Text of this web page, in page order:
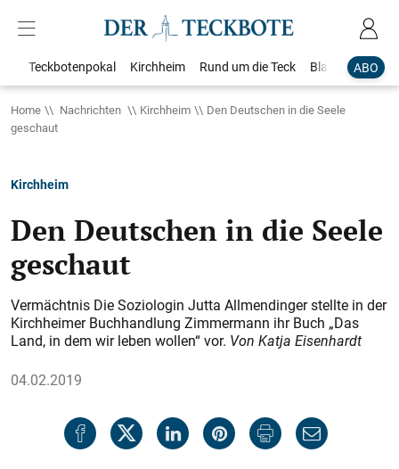
ABO
Teckbotenpokal Kirchheim Rund um die Teck Blaulicht
Home Nachrichten Kirchheim
Den Deutschen in die Seele
geschaut
Kirchheim
Den Deutschen in die Seele
geschaut
Vermächtnis Die Soziologin Jutta Allmendinger stellte in der
Kirchheimer Buchhandlung Zimmermann ihr Buch „Das
Land, in dem wir leben wollen“ vor. Von Katja Eisenhardt
04.02.2019